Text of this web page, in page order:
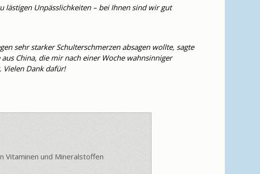
Unpässlichkeiten – bei Ihnen sind wir gut
sehr starker Schulterschmerzen absagen wollte, sagte
China, die mir nach einer Woche wahnsinniger
Vielen Dank dafür!
Vitaminen und Mineralstoffen